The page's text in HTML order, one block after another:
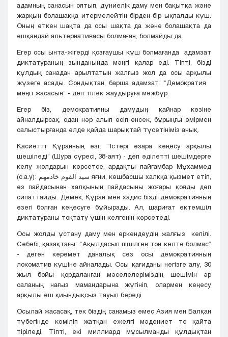
адамның санасын оятып, дүниелік даму мен бақытқа және
жарқын болашаққа итермелейтін бірден-бір ықпалды күш.
Оның өткен шақта да осы шақта да және болашақта да
ешқандай альтернативасы болмаған, болмайды да.
Егер осы ынта-жігерді қозғаушы күш болмағанда адамзат
диктатураның зынданында мәңгі қалар еді. Тіпті, бізді
құлдық санадан арылтатын жалғыз жол да осы арқылы
жүзеге асады. Сондықтан, барша адамзат: “Демократия
мәңгі жасасын” - деп тілек жаудыруға мәжбүр.
Егер біз, демократияны дамудың қайнар көзіне
айналдырсақ, одан нәр алып өсіп-өнсек, бұрыңғы өмірмен
салыстырғанда әлде қайда шарықтай түсетініміз анық.
Қасиетті Құранның өзі: “Істері өзара кеңесу арқылы
шешіледі” (Шура сүресі, 38-аят) - деп әділетті шешімдерге
келу жолдарын көрсетсе, ардақты пайғамбар Мұхаммед
(с.а.у): سيد القوم خادمهم яғни, көшбасшы халққа қызмет етіп,
өз пайдасынан халқының пайдасыны жоғары қояды деп
сипаттайды. Демек, Құран мен хадис бізді демократияның
өзегі болған кеңесуге бұйырады. Ал, шариғат өктемшіл
диктатураны тоқтату үшін келгенін көрсетеді.
Осы жолды ұстану даму мен өркендеудің жалғыз кепілі.
Себебі, қазақтағы: “Ақылдасып пішілген тон келте болмас”
- деген керемет даналық сөз осы демократияның
локоматив күшіне айналады. Осы қағиданы негізге алу, 30
жыл бойы қордаланған мәселелеріміздің шешімін әр
саланың нағыз мамандарына жүгініп, олармен кеңесу
арқылы еш қиындықсыз тауып береді.
Осылай жасасақ, тек біздің санамыз емес Азия мен Балқан
түбегінде көміліп жатқан ежелгі мәдениет те қайта
тіріледі. Тіпті, екі миллиард мұсылманды құлдықтан